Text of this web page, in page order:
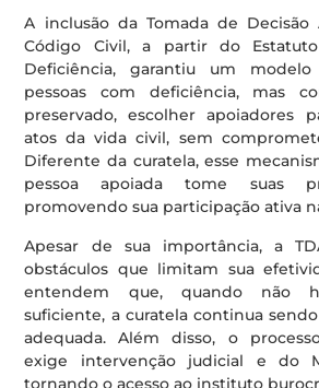
A inclusão da Tomada de Decisão
Código Civil, a partir do
Deficiência, garantiu um
pessoas com deficiência, mas
preservado, escolher apoiadores
atos da vida civil, sem
Diferente da curatela, esse
pessoa apoiada tome suas
promovendo sua participação ativa
Apesar de sua importância, a
obstáculos que limitam sua
entendem que, quando não
suficiente, a curatela continua
adequada. Além disso, o
exige intervenção judicial e do
tornando o acesso ao instituto